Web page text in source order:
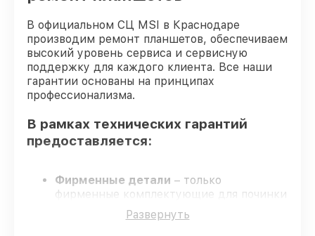
В официальном СЦ MSI в Краснодаре
производим ремонт планшетов, обеспечиваем
высокий уровень сервиса и сервисную
поддержку для каждого клиента. Все наши
гарантии основаны на принципах
профессионализма.
В рамках технических гарантий
предоставляется:
Фирменные детали – только
фирменные комплектующие для починки
Опытные мастера– мастера проходят
Развернуть